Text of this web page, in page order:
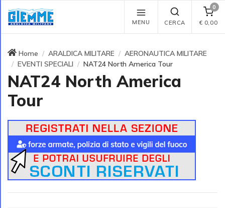
MENU CERCA
0
€ 0,00
Home ARALDICA MILITARE
AERONAUTICA MILITARE
EVENTI SPECIALI
NAT24 North America Tour
NAT24 North America
Tour